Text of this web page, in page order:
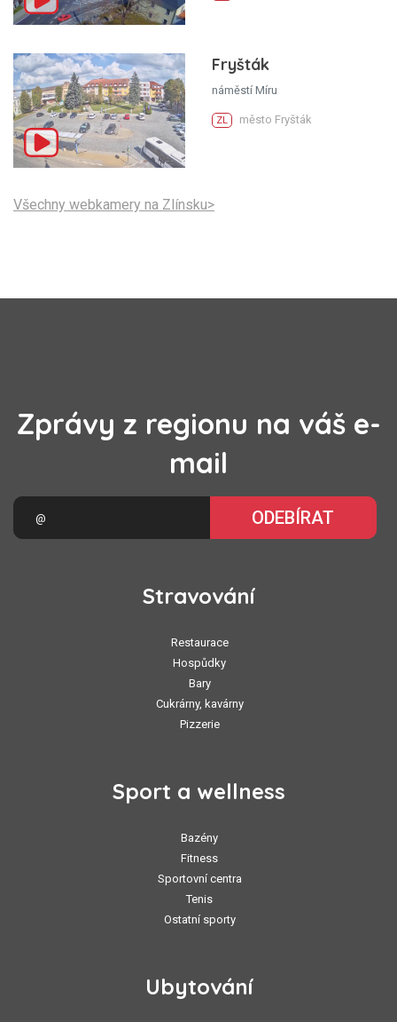
Fryšták
náměstí Míru
ZL město Fryšták
Všechny webkamery na Zlínsku>
Zprávy z regionu na váš e-
mail
ODEBÍRAT
Stravování
Restaurace
Hospůdky
Bary
Cukrárny, kavárny
Pizzerie
Sport a wellness
Bazény
Fitness
Sportovní centra
Tenis
Ostatní sporty
Ubytování